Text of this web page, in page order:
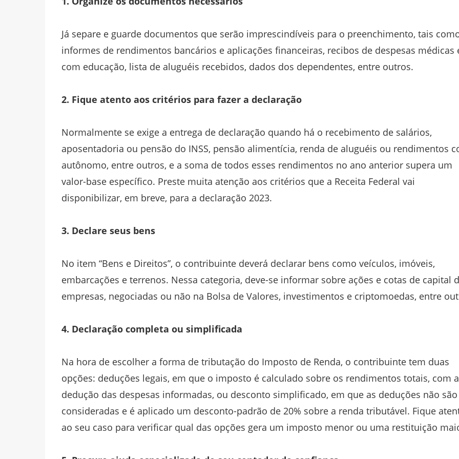
Já separe e guarde documentos que serão imprescindíveis para o preenchimento, tais
informes de rendimentos bancários e aplicações financeiras, recibos de despesas médicas
com educação, lista de aluguéis recebidos, dados dos dependentes, entre outros.
2. Fique atento aos critérios para fazer a declaração
Normalmente se exige a entrega de declaração quando há o recebimento de salários,
aposentadoria ou pensão do INSS, pensão alimentícia, renda de aluguéis ou rendimentos
autônomo, entre outros, e a soma de todos esses rendimentos no ano anterior supera um
valor-base específico. Preste muita atenção aos critérios que a Receita Federal vai
disponibilizar, em breve, para a declaração 2023.
3. Declare seus bens
No item “Bens e Direitos”, o contribuinte deverá declarar bens como veículos, imóveis,
embarcações e terrenos. Nessa categoria, deve-se informar sobre ações e cotas de capital
empresas, negociadas ou não na Bolsa de Valores, investimentos e criptomoedas, entre
4. Declaração completa ou simplificada
Na hora de escolher a forma de tributação do Imposto de Renda, o contribuinte tem duas
opções: deduções legais, em que o imposto é calculado sobre os rendimentos totais, com a
dedução das despesas informadas, ou desconto simplificado, em que as deduções não são
consideradas e é aplicado um desconto-padrão de 20% sobre a renda tributável. Fique
ao seu caso para verificar qual das opções gera um imposto menor ou uma restituição